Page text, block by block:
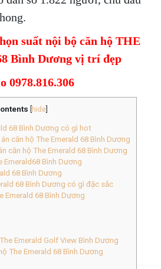
suất nội bộ căn hộ THE
Bình Dương vị trí đẹp
0978.816.306
hide
68 Bình Dương có gì hot
căn hộ The Emerald 68 Bình Dương
căn hộ The Emerald 68 Bình Dương
Bình Dương
68 Bình Dương
68 Bình Dương có gì đặc sắc
Emerald 68 Bình Dương
Emerald Golf View Bình Dương
The Emerald 68 Bình Dương